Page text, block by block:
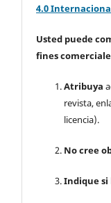
4.0
Usted puede
fines
Atribuya
revista,
licencia).
No cree
Indique si